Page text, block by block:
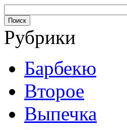
Рубрики
Барбекю
Второе
Выпечка